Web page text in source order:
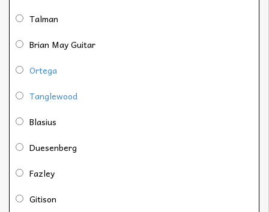
Talman
Brian May Guitar
Ortega
Tanglewood
Blasius
Duesenberg
Fazley
Gitison